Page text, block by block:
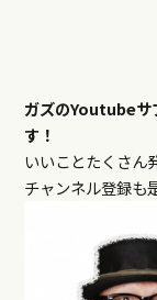
ガズのYoutubeサ
す！
いいことたくさん
チャンネル登録も